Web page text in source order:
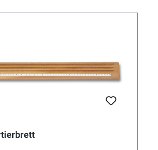
NiMH Batterien und einem Micro-
und UV Fluoreszenzkennung •
Tragekissen, Solitärringhalter
240V AC Adapter • Lebenslange